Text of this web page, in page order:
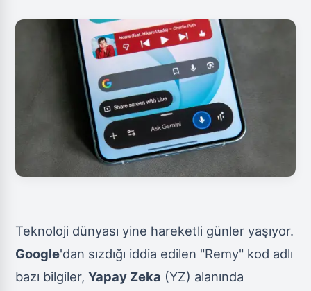
Teknoloji dünyası yine hareketli günler yaşıyor.
Google'dan sızdığı iddia edilen "Remy" kod adlı
bazı bilgiler,Yapay Zeka (YZ) alanında